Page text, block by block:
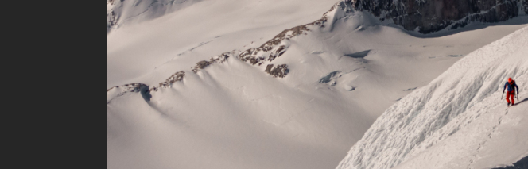
waren auch sie in der Nähe des
hohen Kangchenjunga, gewesen.
sehr gerne und mit Respekt. Aber
besteigen zu wollen.»
Geduld und diplomatisches
Stephan Siegrist nahm das